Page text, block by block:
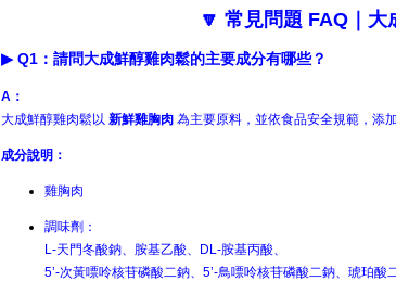
🔽 常見問題 FAQ｜大
▶ Q1：請問大成鮮醇雞肉鬆的主要成分有哪些？
A：
大成鮮醇雞肉鬆以 新鮮雞胸肉 為主要原料，並依食品安全規範，添
成分說明：
雞胸肉
調味劑：
L-天門冬酸鈉、胺基乙酸、DL-胺基丙酸、
5’-次黃嘌呤核苷磷酸二鈉、5’-鳥嘌呤核苷磷酸二鈉、琥珀酸